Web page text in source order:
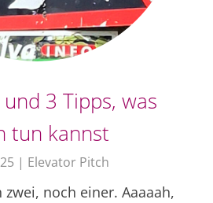
3 Tipps, was
tun kannst
| Elevator Pitch
noch einer. Aaaaah,